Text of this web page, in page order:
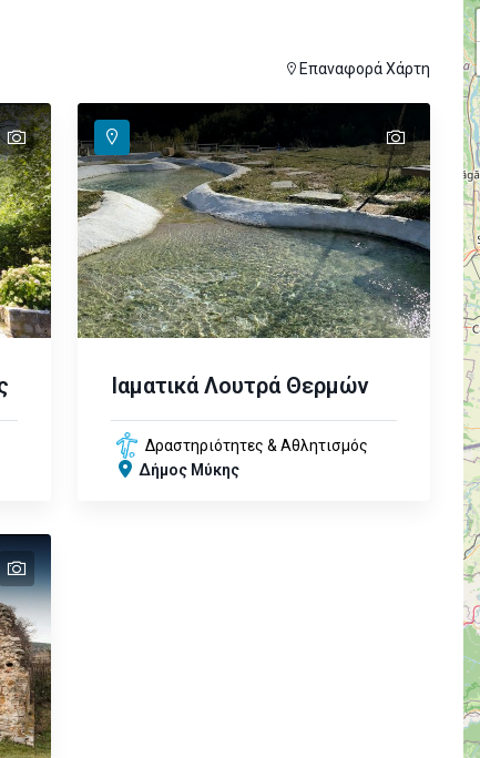
mouse hover Επαναφορά Χάρτη
text text
Ιαματικά Λουτρά Θερμών
Δραστηριότητες & Αθλητισμός
Δήμος Μύκης
text
text
text